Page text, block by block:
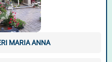
MARIA ANNA